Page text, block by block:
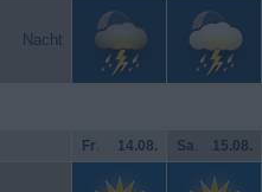
Nacht
Fr. 14.08. Sa. 15.08.